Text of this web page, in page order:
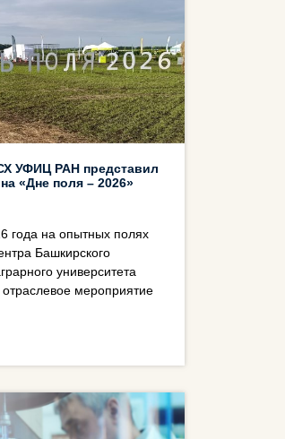
УФИЦ РАН представил
«Дне поля – 2026»
года на опытных полях
Башкирского
университета
мероприятие